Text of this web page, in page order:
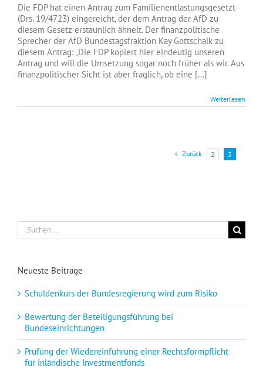
„Eine
Kopie
erreicht
nie
Original!“
Die FDP hat einen Antrag zum Familienentlastungsgesetzt
(Drs. 19/4723) eingereicht, der dem Antrag der AfD zu
diesem Gesetz erstaunlich ähnelt. Der finanzpolitische
Sprecher der AfD Bundestagsfraktion Kay Gottschalk zu
diesem Antrag: „Die FDP kopiert hier eindeutig unseren
Antrag und will die Umsetzung sogar noch früher als wir. Aus
finanzpolitischer Sicht ist aber fraglich, ob eine [...]
Weiterlesen
Zurück 2 3
Suche
nach:
Neueste Beiträge
Schuldenkurs der Bundesregierung wird zum Risiko
Bewertung der Beteiligungsführung bei
Bundeseinrichtungen
Prüfung der Wiedereinführung einer Rechtsformpflicht
für inländische Investmentfonds